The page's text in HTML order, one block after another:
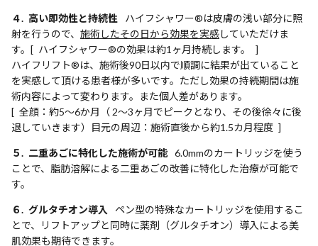
４. 高い即効性と持続性
ハイフシャワー®は皮膚の浅い部分に照
射を行うので、 施術したその日から効果を実感していただけま
す。[ ハイフシャワー®の効果は約1ヶ月持続します。 ]
ハイフリフト®は、施術後90日以内で順調に結果が出ていること
を実感して頂ける患者様が多いです。ただし効果の持続期間は施
術内容によって変わります。また個人差があります。
[ 全顔：約5〜6か月（ 2〜3ヶ月でピークとなり、その後徐々に後
退していきます）目元の周辺：施術直後から約1.5カ月程度 ]
５. 二重あごに特化した施術が可能 6.0mmのカートリッジを使う
ことで、脂肪溶解による二重あごの改善に特化した治療が可能で
す。
６. グルタチオン導入
ペン型の特殊なカートリッジを使用するこ
とで、リフトアップと同時に薬剤（グルタチオン）導入による美
肌効果も期待できます。